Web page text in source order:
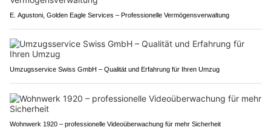
E. Agustoni, Golden Eagle Services – Professionelle Vermögensverwaltung
Umzugsservice Swiss GmbH – Qualität und Erfahrung für Ihren Umzug
Wohnwerk 1920 – professionelle Videoüberwachung für mehr Sicherheit